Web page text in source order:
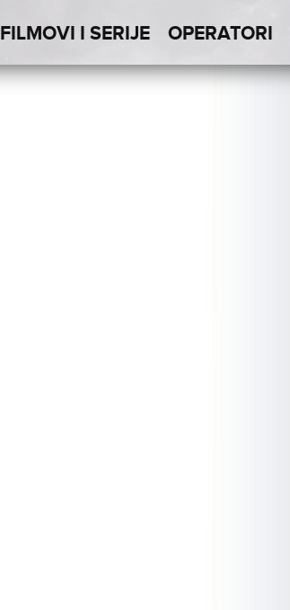
FILMOVI I SERIJE OPERATORI